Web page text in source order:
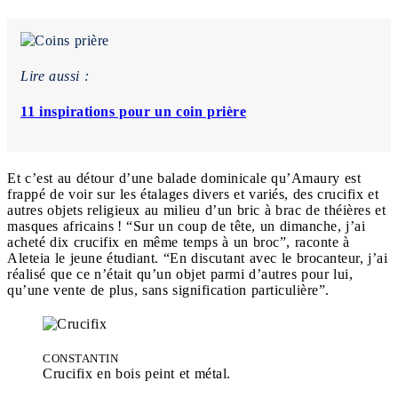
Lire aussi :
11 inspirations pour un coin prière
Et c’est au détour d’une balade dominicale qu’Amaury est
frappé de voir sur les étalages divers et variés, des crucifix et
autres objets religieux au milieu d’un bric à brac de théières et
masques africains ! “Sur un coup de tête, un dimanche, j’ai
acheté dix crucifix en même temps à un broc”, raconte à
Aleteia le jeune étudiant. “En discutant avec le brocanteur, j’ai
réalisé que ce n’était qu’un objet parmi d’autres pour lui,
qu’une vente de plus, sans signification particulière”.
CONSTANTIN
Crucifix en bois peint et métal.